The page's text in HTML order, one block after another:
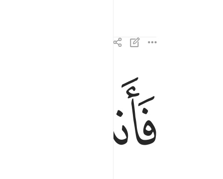
فانذرتكم نارا تلظى ١٤
فَأَنذَرْتُكُمْ نَارًۭا تَلَظَّىٰ ١٤
ﱔ